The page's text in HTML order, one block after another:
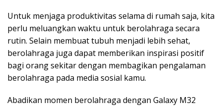
Untuk menjaga produktivitas selama di rumah saja, kita
perlu meluangkan waktu untuk berolahraga secara
rutin. Selain membuat tubuh menjadi lebih sehat,
berolahraga juga dapat memberikan inspirasi positif
bagi orang sekitar dengan membagikan pengalaman
berolahraga pada media sosial kamu.
Abadikan momen berolahraga dengan Galaxy M32